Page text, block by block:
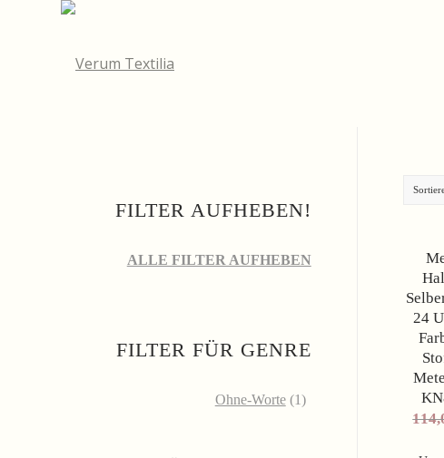
24
FILTER AUFHEBEN!
ALLE FILTER AUFHEBEN
FILTER FÜR GENRE
Ohne-Worte (1)